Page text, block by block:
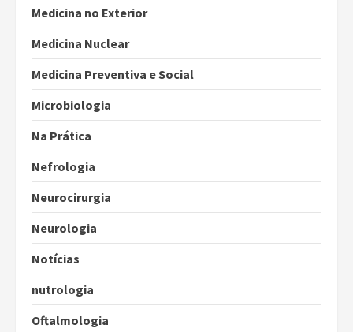
Medicina no Exterior
Medicina Nuclear
Medicina Preventiva e Social
Microbiologia
Na Prática
Nefrologia
Neurocirurgia
Neurologia
Notícias
nutrologia
Oftalmologia